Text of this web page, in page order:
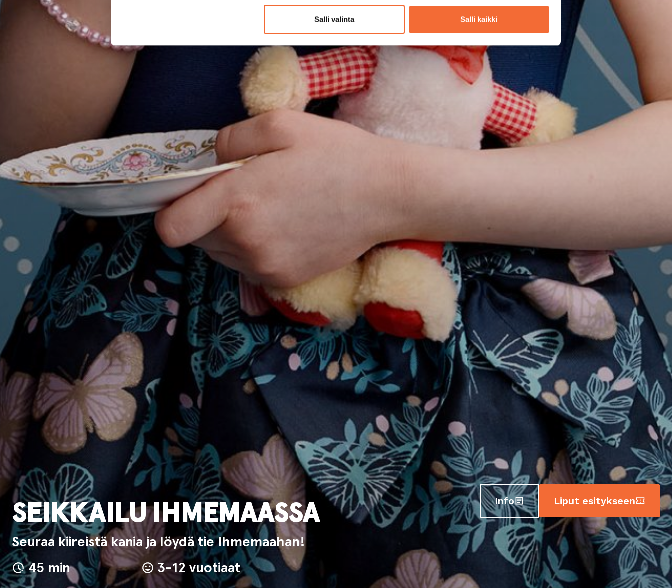
Salli valinta Salli kaikki
SEIKKAILU IHMEMAASSA
Seuraa kiireistä kania ja löydä tie Ihmemaahan!
45 min
3-12 vuotiaat
Info Liput esitykseen